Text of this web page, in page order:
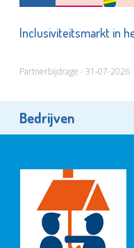
Inclusiviteitsmarkt in
Partnerbijdrage - 31-07-2026
Bedrijven